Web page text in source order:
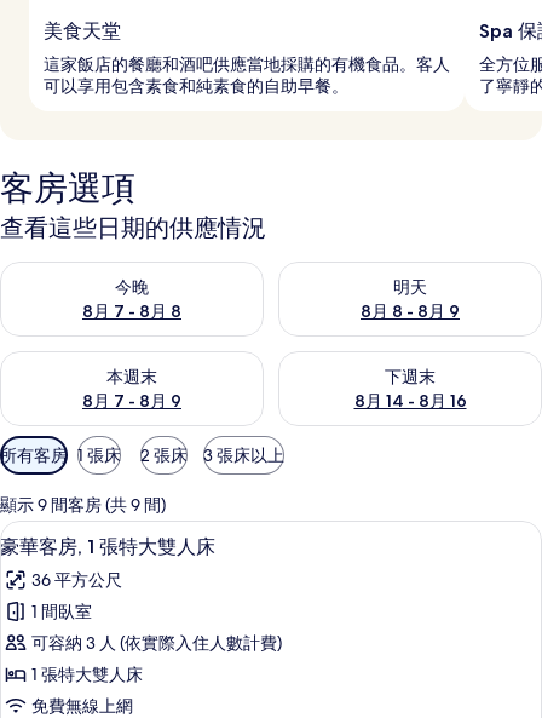
美食天堂
這家飯店的餐廳和酒吧供應當地採購的有機食品。客人
可以享用包含素食和純素食的自助早餐。
Spa 保
全方位
了寧靜
客房選項
查看這些日期的供應情況
今晚
8月 7 - 8月 8
查看今晚 (8月 7 - 8月 8) 的供應情況
明天
8月 8 - 8月 9
查看明天 (8月 8 - 8月 9) 的供
本週末
8月 7 - 8月 9
查看本週末 (8月 7 - 8月 9) 的供應情況
下週末
8月 14 - 8月 16
查看下週末 (8月 14 - 8月 16)
可
用
的
客
房
篩
選
條
所有客房 1 張床 2 張床 3 張床以上
顯示 9 間客房 (共 9 間)
顯
示
豪
華
客
房,
客房內保險箱、書桌、筆電工作空間
7
豪華客房, 1 張特大雙人床
36 平方公尺
1 間臥室
可容納 3 人 (依實際入住人數計費)
1 張特大雙人床
免費無線上網